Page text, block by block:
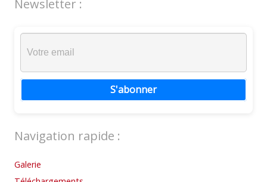
Newsletter :
S'abonner
Navigation rapide :
Galerie